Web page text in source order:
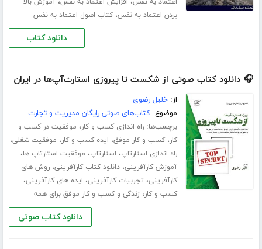
بردن اعتماد به نفس،کتاب اصول اعتماد به نفس
دانلود کتاب
🎧 دانلود کتاب صوتی از شکست تا پیروزی استارت‌آپ‌ها در ایران
از:خلیل رضوی
موضوع:کتاب‌های صوتی رایگان مدیریت و تجارت
برچسب‌ها:راه اندازی کسب و کار، موفقیت در کسب و
کار،کسب و کار موفق، ایده کسب و کار، موفقیت شغلی،
راه اندازی استارتاپ، استارتاپ، موفقیت استارتاپ ها،
آموزش کارآفرینی،دانلود کتاب کارآفرینی،روش های
کارآفرینی، تجربیات کارآفرینی، ایده های کارآفرینی،
کسب و کار، زندگی و کسب و کار موفق برای همه
دانلود کتاب صوتی